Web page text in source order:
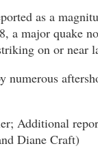
as a
a major quake
on or near
numerous
Additional
Diane Craft)